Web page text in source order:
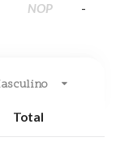
NOP -
Total